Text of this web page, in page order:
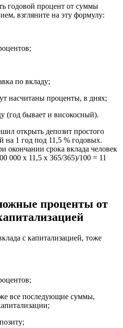
годовой процент от суммы
взгляните на эту формулу:
по вкладу;
насчитаны проценты, в днях;
(год бывает и високосный).
открыть депозит простого
на 1 год под 11,5 % годовых.
окончании срока вклада человек
000 х 11,5 х 365/365)/100 = 11
проценты от
с капитализацией, тоже
все последующие суммы,